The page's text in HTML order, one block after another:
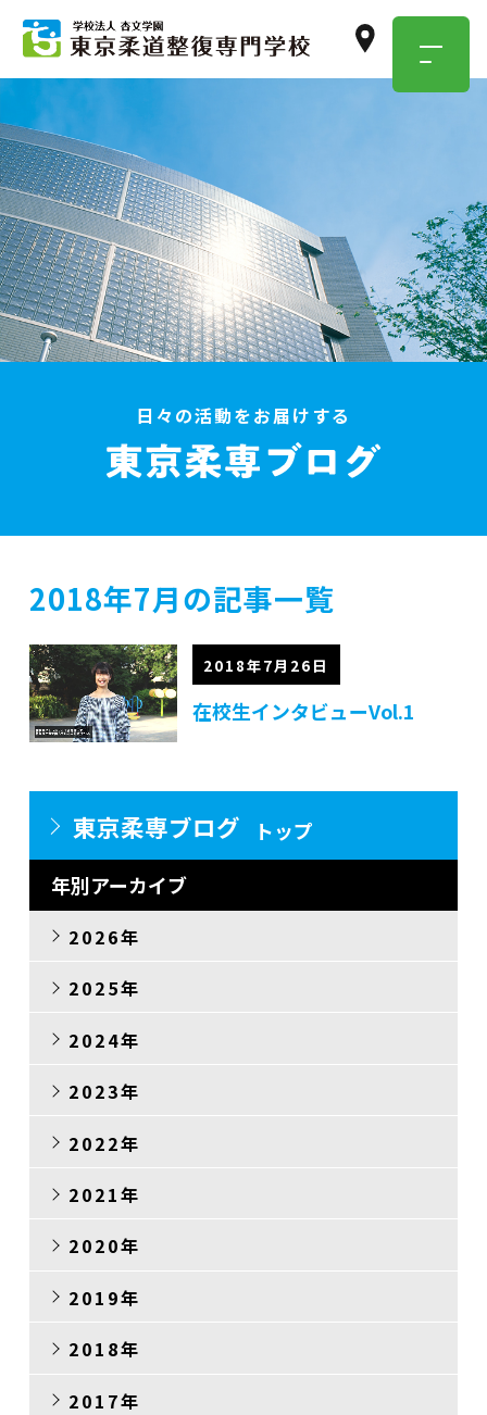
TOKYO JUSEN
OPEN
CAMPUS
学校のこと・職業のこと、
気になったらまずは参加！
資料請求
学部紹介
実習施設
入学案内
資格・就職
その他
日々の活動をお届けする
2018年7月の記事一覧
2018年7月26日
在校生インタビューVol.1
東京柔専ブログ
トップ
年別アーカイブ
2026年
2025年
2024年
2023年
2022年
2021年
2020年
2019年
2018年
2017年